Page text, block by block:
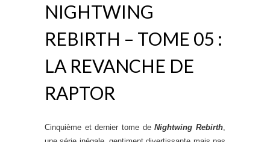
NIGHTWING
REBIRTH – TOME 05 :
LA REVANCHE DE
RAPTOR
Cinquième et dernier tome deNightwing Rebirth,